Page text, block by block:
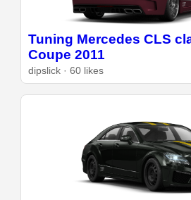
Tuning Mercedes CLS
Coupe 2011
dipslick · 60 likes